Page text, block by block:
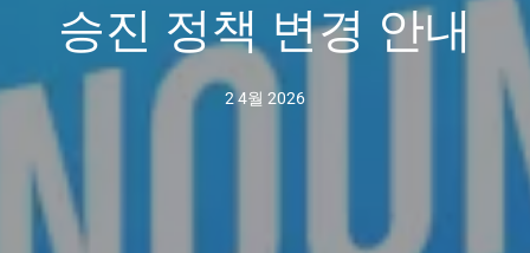
승진 정책 변경 안내
2 4월 2026